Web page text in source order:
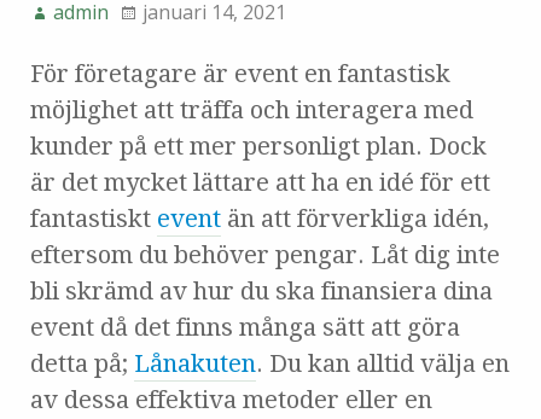
admin januari 14, 2021
För företagare är event en fantastisk
möjlighet att träffa och interagera med
kunder på ett mer personligt plan. Dock
är det mycket lättare att ha en idé för ett
fantastiskt event än att förverkliga idén,
eftersom du behöver pengar. Låt dig inte
bli skrämd av hur du ska finansiera dina
event då det finns många sätt att göra
detta på; Lånakuten. Du kan alltid välja en
av dessa effektiva metoder eller en